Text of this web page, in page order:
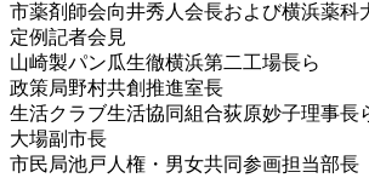
市薬剤師会向井秀人会長および横浜薬科
定例記者会見
山崎製パン瓜生徹横浜第二工場長ら
政策局野村共創推進室長
生活クラブ生活協同組合荻原妙子理事長
大場副市長
市民局池戸人権・男女共同参画担当部長